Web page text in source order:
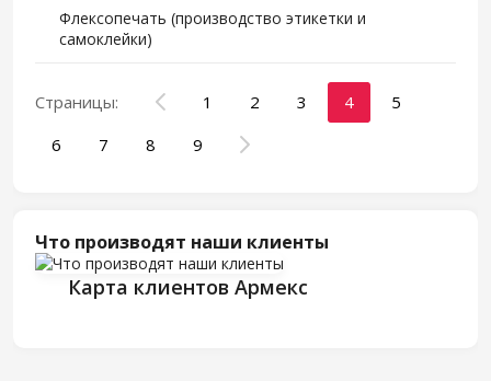
Флексопечать (производство этикетки и
самоклейки)
Страницы: 1 2 3 4
5
6
7 8 9
Что производят наши клиенты
Карта клиентов Армекс